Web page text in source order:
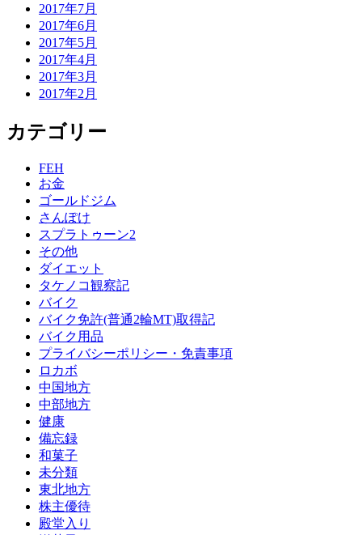
2017年7月
2017年6月
2017年5月
2017年4月
2017年3月
2017年2月
カテゴリー
FEH
お金
ゴールドジム
さんぽけ
スプラトゥーン2
その他
ダイエット
タケノコ観察記
バイク
バイク免許(普通2輪MT)取得記
バイク用品
プライバシーポリシー・免責事項
ロカボ
中国地方
中部地方
健康
備忘録
和菓子
未分類
東北地方
株主優待
殿堂入り